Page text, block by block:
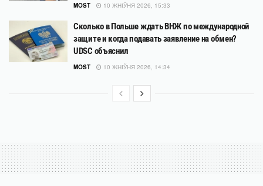
MOST 10 ЖНІЎНЯ 2026, 15:33
Сколько в Польше ждать ВНЖ по международной
защите и когда подавать заявление на обмен?
UDSC объяснил
MOST 10 ЖНІЎНЯ 2026, 14:34